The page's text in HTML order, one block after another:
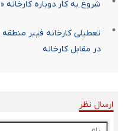
شروع به کار دوباره کارخانه
تعطیلی کارخانه فیبر منطقه
در مقابل کارخانه
ارسال نظر